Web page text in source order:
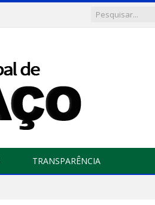
TRANSPARÊNCIA